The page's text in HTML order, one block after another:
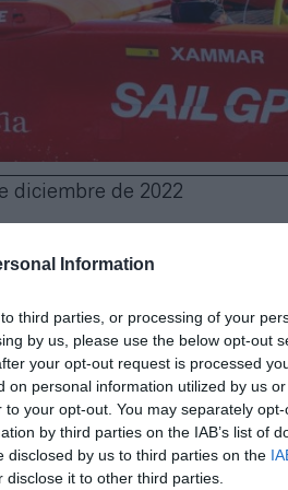
Information
third parties, or processing of your
by us, please use the below opt-out
your opt-out request is processed
on personal information utilized by us
your opt-out. You may separately
by third parties on the IAB’s list of
disclosed by us to third parties on the
disclose it to other third parties.
diciembre de 2022
socio comercial. El
Pérez y Cía como
cuyos términos
en el F50 Victoria,
las tres próximas
campaña en la que la
tras su debut en 2021.